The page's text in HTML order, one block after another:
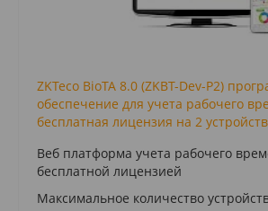
ZKTeco BioTA 8.0 (ZKBT-Dev-P2)
обеспечение для учета рабочего
бесплатная лицензия на 2
Веб платформа учета рабочего
бесплатной лицензией
Максимальное количество